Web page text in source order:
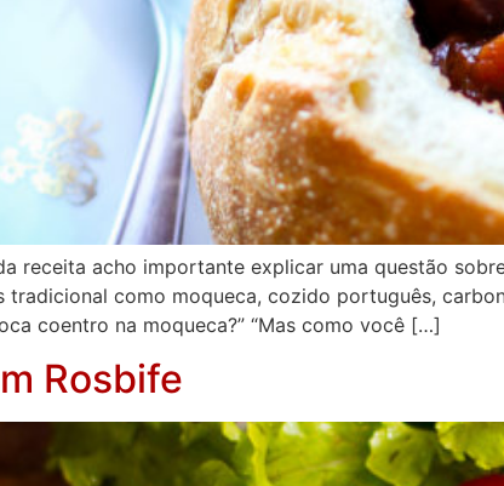
receita acho importante explicar uma questão
tradicional como moqueca, cozido português,
coentro na moqueca?” “Mas como você […]
Rosbife